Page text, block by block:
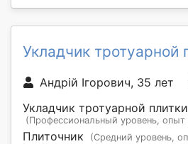
Укладчик тротуарной
Андрій Ігорович, 35 лет
Укладчик тротуарной плитки
(Профессиональный уровень, опыт
Плиточник (Средний уровень,